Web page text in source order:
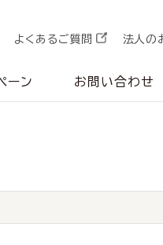
よくあるご質問 法人の
ーン お問い合わせ